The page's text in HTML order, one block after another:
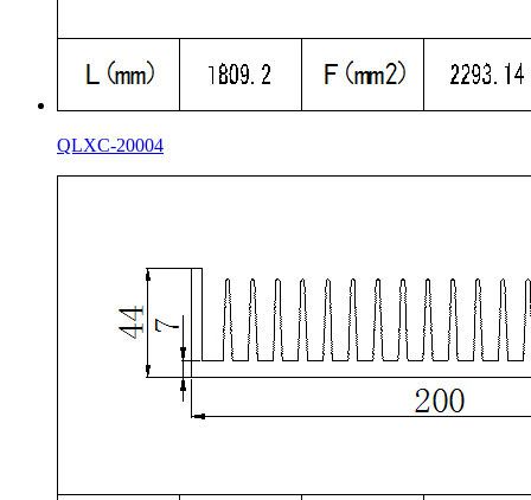
QLXC-20004